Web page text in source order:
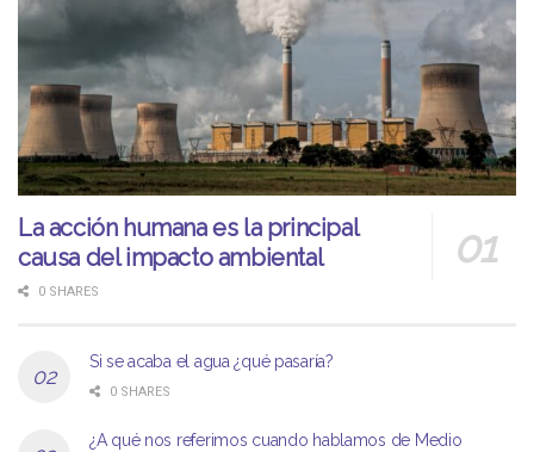
La acción humana es la principal
causa del impacto ambiental
0 SHARES
Si se acaba el agua ¿qué pasaría?
0 SHARES
¿A qué nos referimos cuando hablamos de Medio